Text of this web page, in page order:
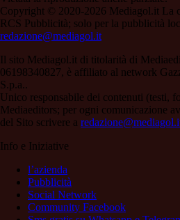
Copyright © 2020-2026 Mediagol.it La
RCS Pubblicità; solo per la pubblicità
redazione@mediagol.it
Il sito Mediagol.it di titolarità di
06198340827, è affiliato al network
S.p.a..
Unico responsabile dei contenuti (testi,
Mediaeditors; per ogni comunicazione
del Sito scrivere a
Info e Iniziative
l’azienda
Pubblicità
Social Network
Community Facebook